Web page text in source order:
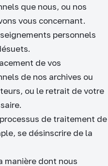
que nous, ou nos
vous concernant.
personnels
de vos
de nos archives ou
ou le retrait de votre
de traitement de
se désinscrire de la
manière dont nous